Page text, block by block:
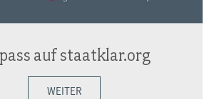
auf staatklar.org
WEITER